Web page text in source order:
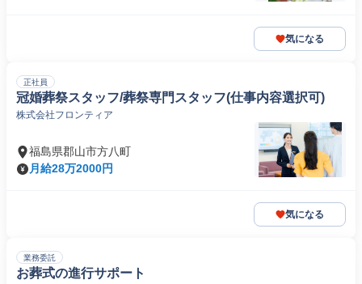
気になる
正社員
冠婚葬祭スタッフ/葬祭専門スタッフ(仕事内容選択可)
株式会社フロンティア
福島県郡山市方八町
月給28万2000円
気になる
業務委託
お葬式の進行サポート